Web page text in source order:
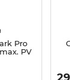
Pro
PV